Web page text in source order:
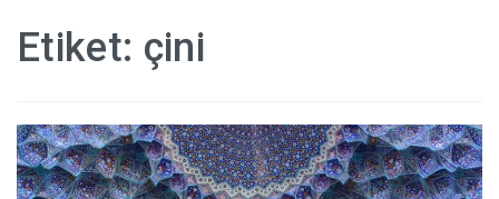
HABERLER
Etiket: çini